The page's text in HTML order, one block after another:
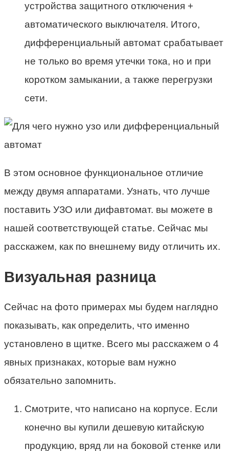
устройства защитного отключения +
автоматического выключателя. Итого,
дифференциальный автомат срабатывает
не только во время утечки тока, но и при
коротком замыкании, а также перегрузки
сети.
В этом основное функциональное отличие
между двумя аппаратами. Узнать, что лучше
поставить УЗО или дифавтомат. вы можете в
нашей соответствующей статье. Сейчас мы
расскажем, как по внешнему виду отличить их.
Визуальная разница
Сейчас на фото примерах мы будем наглядно
показывать, как определить, что именно
установлено в щитке. Всего мы расскажем о 4
явных признаках, которые вам нужно
обязательно запомнить.
Смотрите, что написано на корпусе. Если
конечно вы купили дешевую китайскую
продукцию, вряд ли на боковой стенке или